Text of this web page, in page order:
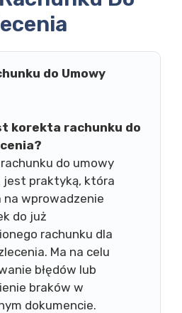
do Umowy
korekta rachunku do
do umowy
jest praktyką, która
na wprowadzenie
do już
rachunku dla
Ma na celu
błędów lub
braków w
dokumencie.